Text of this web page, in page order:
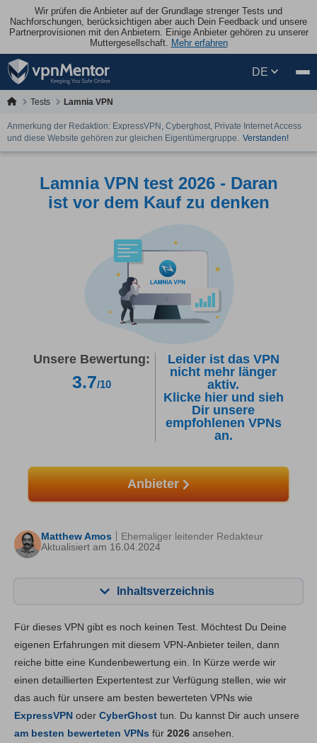
Wir prüfen die Anbieter auf der Grundlage strenger Tests und
Nachforschungen, berücksichtigen aber auch Dein Feedback und unsere
Partnerprovisionen mit den Anbietern. Einige Anbieter gehören zu unserer
Muttergesellschaft. Mehr erfahren
DE
Tests Lamnia VPN
Anmerkung der Redaktion: ExpressVPN, Cyberghost, Private Internet Access
und diese Website gehören zur gleichen Eigentümergruppe. Verstanden!
Lamnia VPN test 2026 - Daran
ist vor dem Kauf zu denken
Unsere Bewertung:
3.7/10
Leider ist das VPN
nicht mehr länger
aktiv.
Klicke hier und sieh
Dir unsere
empfohlenen VPNs
an.
Anbieter
Matthew Amos
Aktualisiert am 16.04.2024
Ehemaliger leitender Redakteur
Inhaltsverzeichnis
Hauptfunktionen 6.6
Installation und Apps 6.8
Zuverlässigkeit & Support 6.6
Für dieses VPN gibt es noch keinen Test. Möchtest Du Deine
eigenen Erfahrungen mit diesem VPN-Anbieter teilen, dann
reiche bitte eine Kundenbewertung ein. In Kürze werde wir
einen detaillierten Expertentest zur Verfügung stellen, wie wir
das auch für unsere am besten bewerteten VPNs wie
ExpressVPN oder CyberGhost tun. Du kannst Dir auch unsere
am besten bewerteten VPNs für 2026 ansehen.